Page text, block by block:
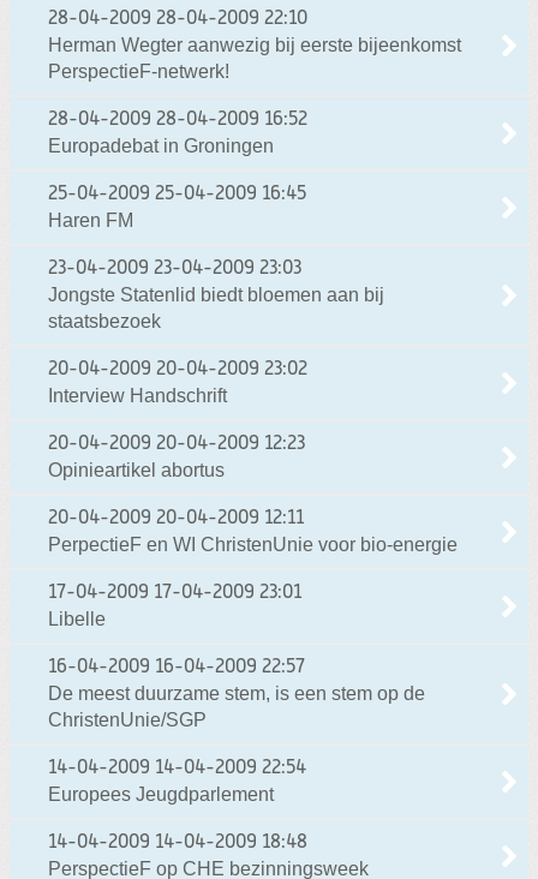
28-04-2009 28-04-2009 22:10
Herman Wegter aanwezig bij eerste bijeenkomst
PerspectieF-netwerk!
28-04-2009 28-04-2009 16:52
Europadebat in Groningen
25-04-2009 25-04-2009 16:45
Haren FM
23-04-2009 23-04-2009 23:03
Jongste Statenlid biedt bloemen aan bij
staatsbezoek
20-04-2009 20-04-2009 23:02
Interview Handschrift
20-04-2009 20-04-2009 12:23
Opinieartikel abortus
20-04-2009 20-04-2009 12:11
PerpectieF en WI ChristenUnie voor bio-energie
17-04-2009 17-04-2009 23:01
Libelle
16-04-2009 16-04-2009 22:57
De meest duurzame stem, is een stem op de
ChristenUnie/SGP
14-04-2009 14-04-2009 22:54
Europees Jeugdparlement
14-04-2009 14-04-2009 18:48
PerspectieF op CHE bezinningsweek